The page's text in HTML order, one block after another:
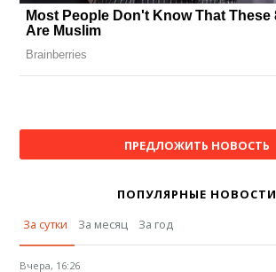
ПРЕДЛОЖИТЬ НОВОСТЬ
ПОПУЛЯРНЫЕ НОВОСТИ
За сутки
За месяц За год
Вчера, 16:26